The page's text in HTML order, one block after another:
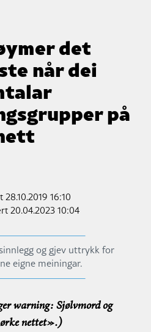
det
når dei
på
28.10.2019 16:10
20.04.2023 10:04
og gjev uttrykk for
eigne meiningar.
warning: Sjølvmord og
nettet».)